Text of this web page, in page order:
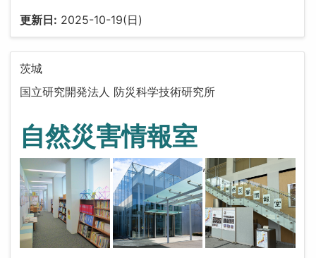
更新日: 2025-10-19(日)
茨城
国立研究開発法人 防災科学技術研究所
自然災害情報室
, ,